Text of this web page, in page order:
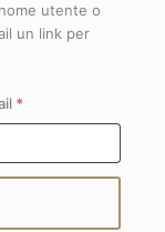
utente o
un link per
*